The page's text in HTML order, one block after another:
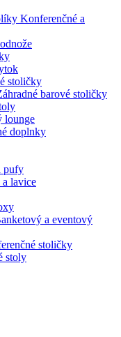
Konferenčné a
stoličky
barové stoličky
lounge
doplnky
pufy
lavice
a eventový
stoličky
stoly